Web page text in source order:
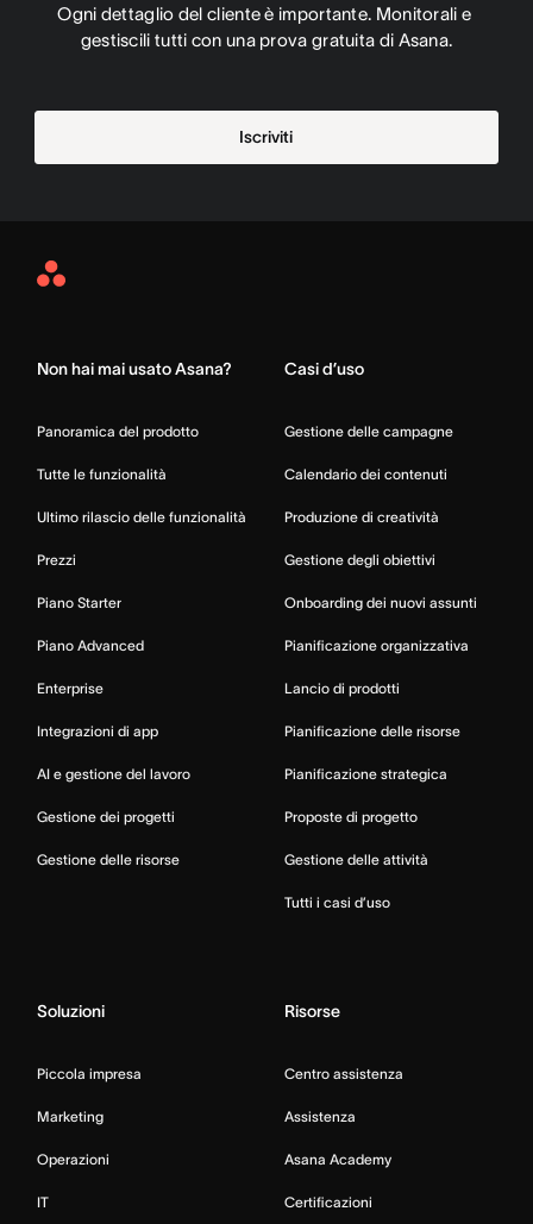
Ogni dettaglio del cliente è importante. Monitorali e
gestiscili tutti con una prova gratuita di Asana.
Iscriviti
Asana
Non hai mai usato Asana?
Panoramica del prodotto
Tutte le funzionalità
Ultimo rilascio delle funzionalità
Prezzi
Piano Starter
Piano Advanced
Enterprise
Integrazioni di app
AI e gestione del lavoro
Gestione dei progetti
Gestione delle risorse
Casi d’uso
Gestione delle campagne
Calendario dei contenuti
Produzione di creatività
Gestione degli obiettivi
Onboarding dei nuovi assunti
Pianificazione organizzativa
Lancio di prodotti
Pianificazione delle risorse
Pianificazione strategica
Proposte di progetto
Gestione delle attività
Tutti i casi d’uso
Soluzioni
Piccola impresa
Marketing
Operazioni
IT
Risorse
Centro assistenza
Assistenza
Asana Academy
Certificazioni